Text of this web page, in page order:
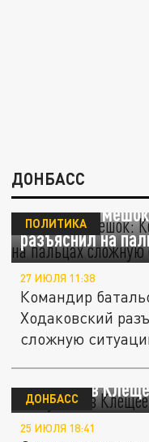
ДОНБАСС
"Нырнул в
разъяснил на
ПОЛИТИКА
27 ИЮЛЯ 11:38
Командир
Ходаковский
сложную
Ситуация в
ДОНБАСС
25 ИЮЛЯ 18:41